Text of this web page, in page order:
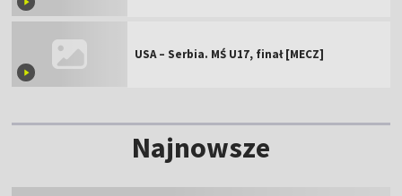
USA – Serbia. MŚ U17, finał [MECZ]
Najnowsze